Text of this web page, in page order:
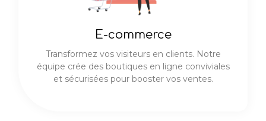
E-commerce
Transformez vos visiteurs en clients. Notre
équipe crée des boutiques en ligne conviviales
et sécurisées pour booster vos ventes.